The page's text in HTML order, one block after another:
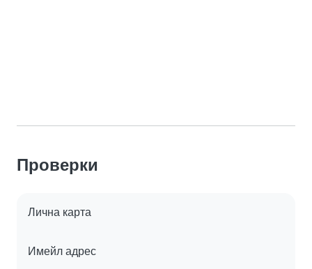
Проверки
Лична карта
Имейл адрес